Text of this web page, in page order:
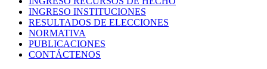
INGRESO INSTITUCIONES
RESULTADOS DE ELECCIONES
NORMATIVA
PUBLICACIONES
CONTÁCTENOS